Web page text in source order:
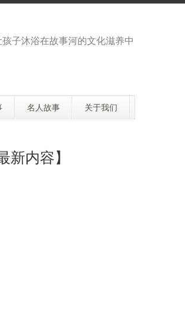
孩子沐浴在故事河的文化滋养中
名人故事 关于我们
新内容】